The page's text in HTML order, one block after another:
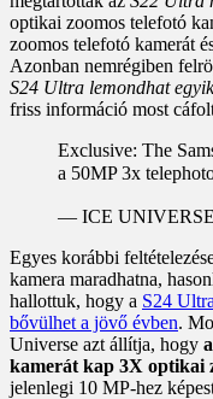
optikai zoomos telefotó
zoomos telefotó kamerát
Azonban nemrégiben
S24 Ultra lemondhat
friss információ most
Exclusive: The
a 50MP 3x
— ICE UNIVERSE
Egyes korábbi
kamera maradhatna,
hallottuk, hogy a S24
bővülhet a jövő évben.
Universe azt állítja, hogy
kamerát kap 3X optikai
jelenlegi 10 MP-hez